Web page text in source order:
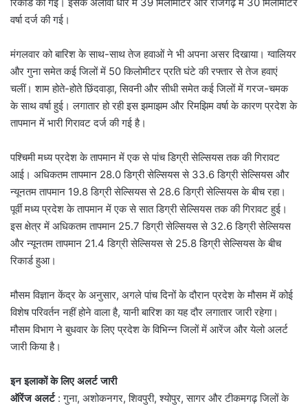
वर्षा दर्ज की गई।
मंगलवार को बारिश के साथ-साथ तेज हवाओं ने भी अपना असर दिखाया। ग्वालियर
और गुना समेत कई जिलों में 50 किलोमीटर प्रति घंटे की रफ्तार से तेज हवाएं
चलीं। शाम होते-होते छिंदवाड़ा, सिवनी और सीधी समेत कई जिलों में गरज-चमक
के साथ वर्षा हुई। लगातार हो रही इस झमाझम और रिमझिम वर्षा के कारण प्रदेश के
तापमान में भारी गिरावट दर्ज की गई है।
पश्चिमी मध्य प्रदेश के तापमान में एक से पांच डिग्री सेल्सियस तक की गिरावट
आई। अधिकतम तापमान 28.0 डिग्री सेल्सियस से 33.6 डिग्री सेल्सियस और
न्यूनतम तापमान 19.8 डिग्री सेल्सियस से 28.6 डिग्री सेल्सियस के बीच रहा।
पूर्वी मध्य प्रदेश के तापमान में एक से सात डिग्री सेल्सियस तक की गिरावट हुई।
इस क्षेत्र में अधिकतम तापमान 25.7 डिग्री सेल्सियस से 32.6 डिग्री सेल्सियस
और न्यूनतम तापमान 21.4 डिग्री सेल्सियस से 25.8 डिग्री सेल्सियस के बीच
रिकार्ड हुआ।
मौसम विज्ञान केंद्र के अनुसार, अगले पांच दिनों के दौरान प्रदेश के मौसम में कोई
विशेष परिवर्तन नहीं होने वाला है, यानी बारिश का यह दौर लगातार जारी रहेगा।
मौसम विभाग ने बुधवार के लिए प्रदेश के विभिन्न जिलों में आरेंज और येलो अलर्ट
जारी किया है।
इन इलाकों के लिए अलर्ट जारी
ऑरेंज अलर्ट: गुना, अशोकनगर, शिवपुरी, श्योपुर, सागर और टीकमगढ़ जिलों के